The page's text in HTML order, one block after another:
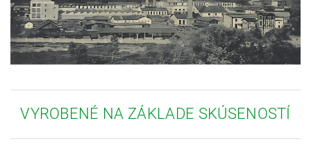
VYROBENÉ NA ZÁKLADE SKÚSENOSTÍ